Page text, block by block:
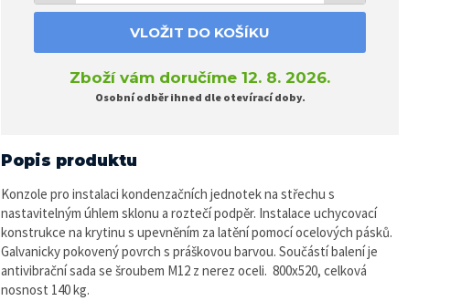
VLOŽIT DO KOŠÍKU
Zboží vám doručíme 12. 8. 2026.
Osobní odběr ihned dle otevírací doby.
Popis produktu
Konzole pro instalaci kondenzačních jednotek na střechu s
nastavitelným úhlem sklonu a roztečí podpěr. Instalace uchycovací
konstrukce na krytinu s upevněním za latění pomocí ocelových pásků.
Galvanicky pokovený povrch s práškovou barvou. Součástí balení je
antivibrační sada se šroubem M12 z nerez oceli. 800x520, celková
nosnost 140 kg.